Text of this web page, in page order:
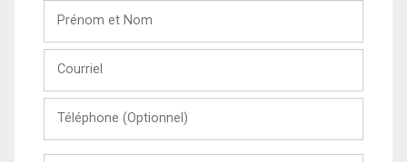
Nom
(Optionnel)
Message